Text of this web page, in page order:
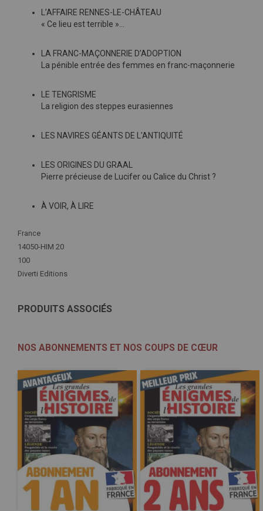
L’AFFAIRE RENNES-LE-CHÂTEAU
« Ce lieu est terrible »...
LA FRANC-MAÇONNERIE D’ADOPTION
La pénible entrée des femmes en franc-maçonnerie
LE TENGRISME
La religion des steppes eurasiennes
LES NAVIRES GÉANTS DE L'ANTIQUITÉ
LES ORIGINES DU GRAAL
Pierre précieuse de Lucifer ou Calice du Christ ?
À VOIR, À LIRE
Plus
d'infos
France
14050-HIM 20
100
Diverti Editions
PRODUITS ASSOCIÉS
NOS ABONNEMENTS ET NOS COUPS DE CŒUR